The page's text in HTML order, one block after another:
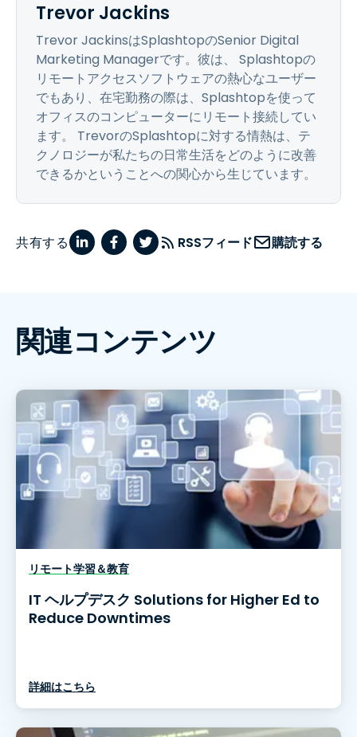
Trevor Jackins
Trevor JackinsはSplashtopのSenior Digital
Marketing Managerです。彼は、 Splashtopの
リモートアクセスソフトウェアの熱心なユーザー
でもあり、在宅勤務の際は、Splashtopを使って
オフィスのコンピューターにリモート接続してい
ます。 TrevorのSplashtopに対する情熱は、テ
クノロジーが私たちの日常生活をどのように改善
できるかということへの関心から生じています。
共有する RSSフィード 購読する
関連コンテンツ
リモート学習＆教育
IT ヘルプデスク Solutions for Higher Ed to
Reduce Downtimes
詳細はこちら